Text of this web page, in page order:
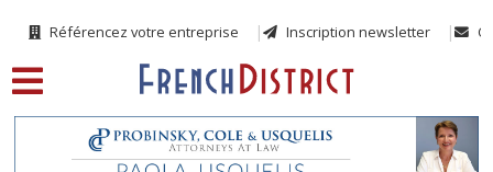
Référencez votre entreprise Inscription newsletter